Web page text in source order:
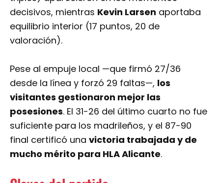
decisivos, mientras Kevin Larsen aportaba
equilibrio interior (17 puntos, 20 de
valoración).
Pese al empuje local —que firmó 27/36
desde la línea y forzó 29 faltas—, los
visitantes gestionaron mejor las
posesiones. El 31-26 del último cuarto no fue
suficiente para los madrileños, y el 87-90
final certificó una victoria trabajada y de
mucho mérito para HLA Alicante.